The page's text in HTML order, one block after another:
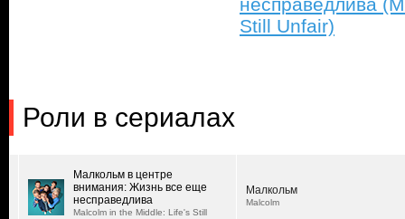
несправедлива
Still Unfair)
Роли в сериалах
Малкольм в центре
внимания: Жизнь все еще
несправедлива
Malcolm in the Middle: Life's Still
Малкольм
Malcolm